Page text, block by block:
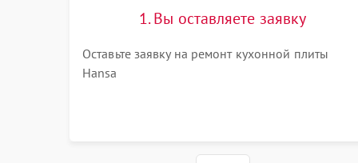
1. Вы оставляете заявку
Оставьте заявку на ремонт кухонной плиты
Hansa